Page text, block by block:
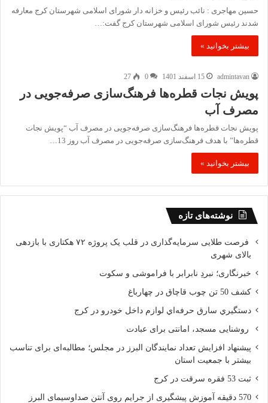
حسین مهاجری : نائب رئیس و خزانه دار شورای اسلامی شهرستان کرج معارفه
شدند رئیس شورای اسلامی شهرستان کرج گفت:…
بیشتر بخوانید »
admintavan 15 اسفند 1401 0
27
پویش نجات قطره‌ها فرهنگ‌سازی صرفه‌جویی در
مصرف آب
پویش نجات قطره‌ها فرهنگ‌سازی صرفه‌جویی در مصرف آب “پویش نجات
قطره‌ها” با هدف فرهنگ‌سازی صرفه‌جویی در مصرف آب روز 13…
بیشتر بخوانید »
نوشته‌های تازه
فرصت طلایی سرمایه‌گذاری در قلب یک پروژه ۷۲ هکتاری با بازدهی
بالای شهری
خبرنگاری؛ نبردِ نابرابر با فراموشی و سکوت
کشف 50 تن چوب قاچاق در چهارباغ
دستگيري سارق حرفه‌اي لوازم داخل خودرو در کرج
روشنایی مسجد، امانتی برای عبادت
پیشنهاد افزایش تعداد نمایندگان البرز در مجلس؛ مطالبه‌ای برای تناسب
بیشتر با جمعیت استان
ثبت 53 فقره سرقت در کرج
570 دقیقه آموزش پیشگیری از جرایم روی آنتن صداوسیمای البرز